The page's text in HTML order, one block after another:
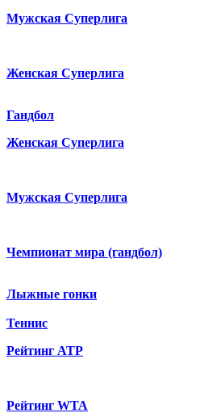
Мужская Суперлига
Женская Суперлига
Гандбол
Женская Суперлига
Мужская Суперлига
Чемпионат мира (гандбол)
Лыжные гонки
Теннис
Рейтинг ATP
Рейтинг WTA